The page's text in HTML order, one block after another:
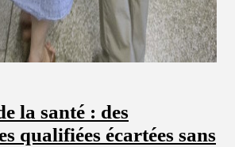
la santé : des
qualifiées écartées sans